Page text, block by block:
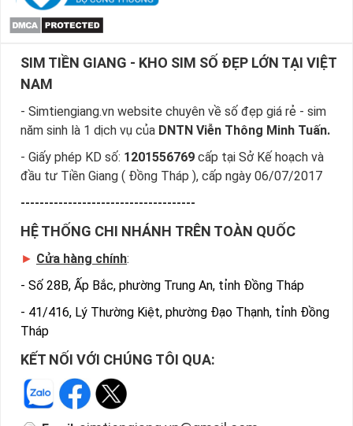
SIM TIỀN GIANG - KHO SIM SỐ ĐẸP LỚN TẠI VIỆT
NAM
- Simtiengiang.vn website chuyên về số đẹp giá rẻ - sim
năm sinh là 1 dịch vụ của DNTN Viễn Thông Minh Tuấn.
- Giấy phép KD số: 1201556769 cấp tại Sở Kế hoạch và
đầu tư Tiền Giang ( Đồng Tháp ), cấp ngày 06/07/2017
-------------------------------------
HỆ THỐNG CHI NHÁNH TRÊN TOÀN QUỐC
► Cửa hàng chính:
- Số 28B, Ấp Bắc, phường Trung An, tỉnh Đồng Tháp
- 41/416, Lý Thường Kiệt, phường Đạo Thạnh, tỉnh Đồng
Tháp
KẾT NỐI VỚI CHÚNG TÔI QUA: